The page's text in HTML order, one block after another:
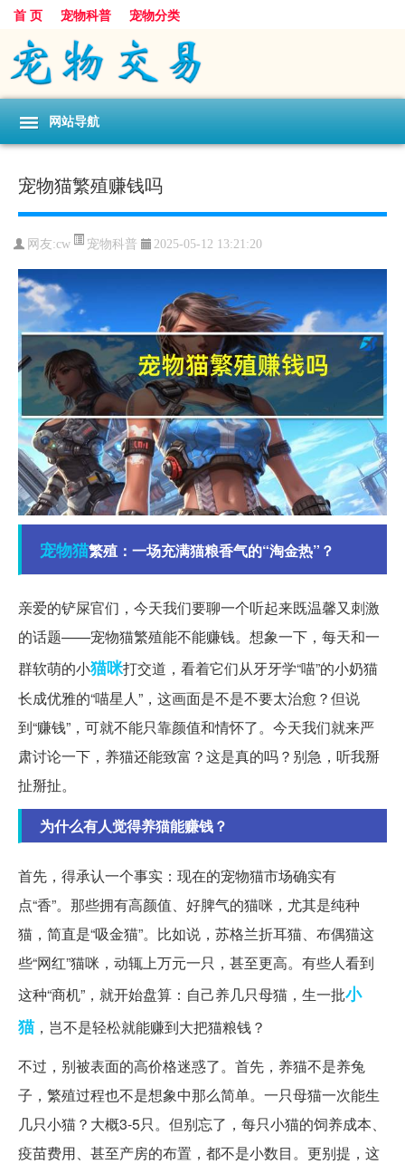
首 页 宠物科普 宠物分类
网站导航
宠物猫繁殖赚钱吗
网友:cw 宠物科普 2025-05-12 13:21:20
宠物猫繁殖：一场充满猫粮香气的“淘金热”？
亲爱的铲屎官们，今天我们要聊一个听起来既温馨又刺激
的话题——宠物猫繁殖能不能赚钱。想象一下，每天和一
群软萌的小猫咪打交道，看着它们从牙牙学“喵”的小奶猫
长成优雅的“喵星人”，这画面是不是不要太治愈？但说
到“赚钱”，可就不能只靠颜值和情怀了。今天我们就来严
肃讨论一下，养猫还能致富？这是真的吗？别急，听我掰
扯掰扯。
为什么有人觉得养猫能赚钱？
首先，得承认一个事实：现在的宠物猫市场确实有
点“香”。那些拥有高颜值、好脾气的猫咪，尤其是纯种
猫，简直是“吸金猫”。比如说，苏格兰折耳猫、布偶猫这
些“网红”猫咪，动辄上万元一只，甚至更高。有些人看到
这种“商机”，就开始盘算：自己养几只母猫，生一批小
猫，岂不是轻松就能赚到大把猫粮钱？
不过，别被表面的高价格迷惑了。首先，养猫不是养兔
子，繁殖过程也不是想象中那么简单。一只母猫一次能生
几只小猫？大概3-5只。但别忘了，每只小猫的饲养成本、
疫苗费用、甚至产房的布置，都不是小数目。更别提，这